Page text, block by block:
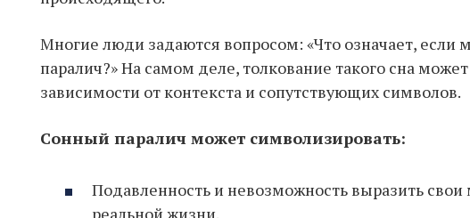
Многие люди задаются вопросом: «Что означает, если
паралич?» На самом деле, толкование такого сна
зависимости от контекста и сопутствующих символов.
Сонный паралич может символизировать:
Подавленность и невозможность выразить свои
реальной жизни.